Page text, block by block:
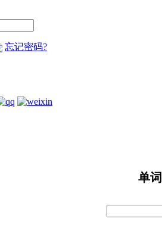
忘记密码?
单